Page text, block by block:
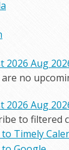
2026 Aug
no
2026 Aug
to filtered
to Timely